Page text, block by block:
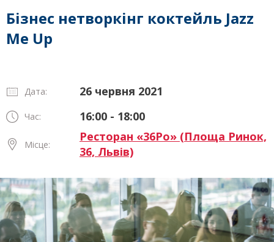
Бізнес нетворкінг коктейль Jazz
Me Up
Дата: 26 червня 2021
Час: 16:00 - 18:00
Місце:
Ресторан «36Po» (Площа Ринок,
36, Львів)